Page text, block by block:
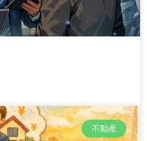
不動産